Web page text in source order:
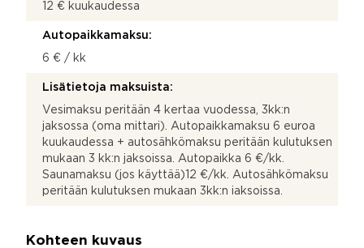
12 € kuukaudessa
Autopaikkamaksu:
6 € / kk
Lisätietoja maksuista:
Vesimaksu peritään 4 kertaa vuodessa, 3kk:n
jaksossa (oma mittari). Autopaikkamaksu 6 euroa
kuukaudessa + autosähkömaksu peritään kulutuksen
mukaan 3 kk:n jaksoissa. Autopaikka 6 €/kk.
Saunamaksu (jos käyttää)12 €/kk. Autosähkömaksu
peritään kulutuksen mukaan 3kk:n iaksoissa.
Kohteen kuvaus